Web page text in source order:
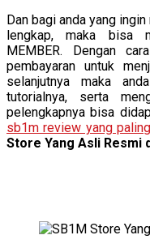
Dan bagi anda yang
lengkap, maka bisa
MEMBER. Dengan
pembayaran untuk
selanjutnya maka
tutorialnya, serta
pelengkapnya bisa
sb1m review yang
Store Yang Asli Resmi